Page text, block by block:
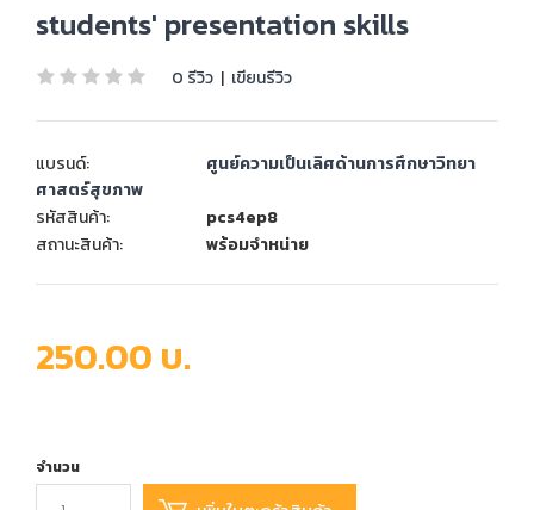
students' presentation skills
0 รีวิว | เขียนรีวิว
แบรนด์:
ศูนย์ความเป็นเลิศด้านการศึกษาวิทยา
ศาสตร์สุขภาพ
รหัสสินค้า:
pcs4ep8
สถานะสินค้า:
พร้อมจำหน่าย
250.00 บ.
จำนวน